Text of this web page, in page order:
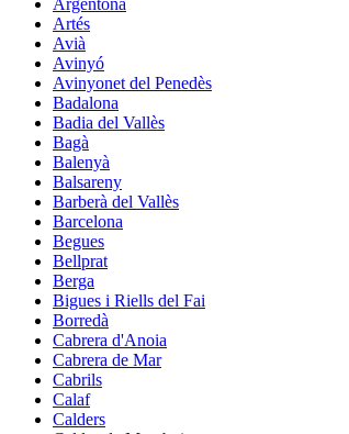
Artés
Avià
Avinyó
Avinyonet del Penedès
Badalona
Badia del Vallès
Bagà
Balenyà
Balsareny
Barberà del Vallès
Barcelona
Begues
Bellprat
Berga
Bigues i Riells del Fai
Borredà
Cabrera d'Anoia
Cabrera de Mar
Cabrils
Calaf
Calders